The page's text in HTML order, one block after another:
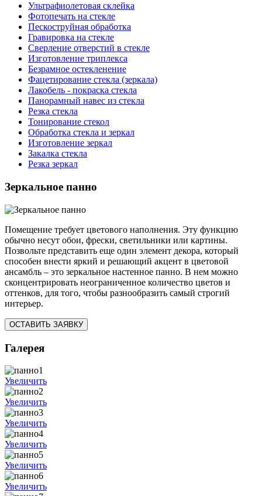
Ультрафиолетовая склейка
Фотопечать на стекле
Пескоструйная обработка
Гравировка на стекле
Cверление отверстий в стекле
Изготовление триплекса
Безрамное остекленение
Фацетирование стекла (зеркала)
Лакобель - покраска стекла
Панорамный навес из стекла
Резка стекла
Тонирование стекол
Обработка стекла и зеркал
Изготовление зеркал
Закалка стекла
Резка зеркал
Зеркальное панно
Помещение требует цветового наполнения. Эту функцию
обычно несут обои, фрески, светильники или картины.
Позвольте представить еще один элемент декора, который
способен внести яркий и решающий акцент в цветовой
ансамбль – это зеркальное настенное панно. В нем можно
сконцентрировать неограниченное количество цветов и
оттенков, для того, чтобы разнообразить самый строгий
интерьер.
ОСТАВИТЬ ЗАЯВКУ
Галерея
Увеличить
Увеличить
Увеличить
Увеличить
Увеличить
Увеличить